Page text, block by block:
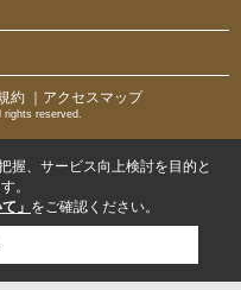
約 ｜アクセスマップ
reserved.
握、サービス向上検討を目的と
。
」 をご確認ください。